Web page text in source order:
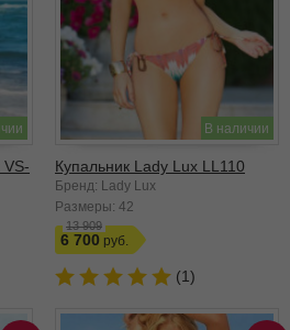
VS-
В наличии
Купальник Lady Lux LL110
Бренд: Lady Lux
Размеры: 42
13 909
6 700
(1)